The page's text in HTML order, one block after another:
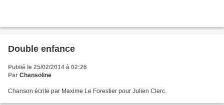
Double enfance
Publié le 25/02/2014 à 02:26
Par Chansoline
Chanson écrite par Maxime Le Forestier pour Julien Clerc.